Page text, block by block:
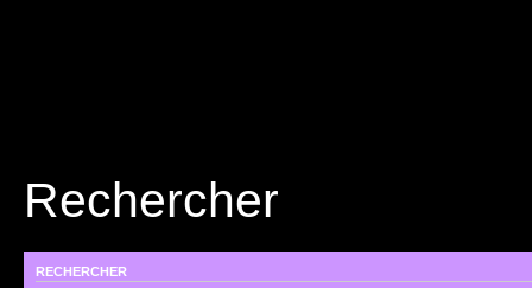
Rechercher
RECHERCHER